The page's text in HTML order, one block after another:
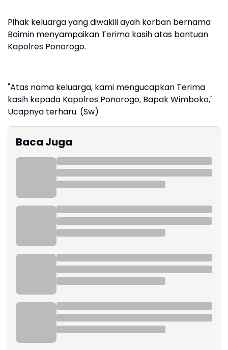
Pihak keluarga yang diwakili ayah korban bernama
Boimin menyampaikan Terima kasih atas bantuan
Kapolres Ponorogo.
"Atas nama keluarga, kami mengucapkan Terima
kasih kepada Kapolres Ponorogo, Bapak Wimboko,"
Ucapnya terharu. (Sw)
Baca Juga